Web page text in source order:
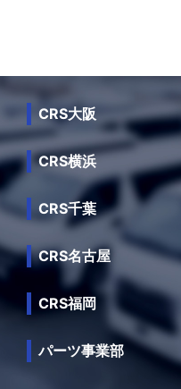
CRS大阪
CRS横浜
CRS千葉
CRS名古屋
CRS福岡
パーツ事業部